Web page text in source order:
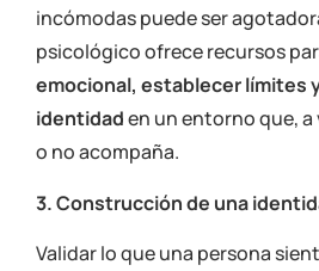
incómodas puede ser
psicológico ofrece recursos
emocional, establecer límites
identidaden un entorno que,
o no acompaña.
3. Construcción de una
Validar lo que una persona